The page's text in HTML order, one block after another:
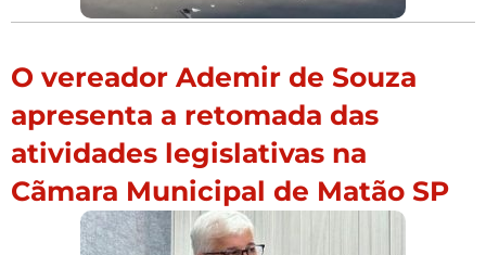
O vereador Ademir de Souza
apresenta a retomada das
atividades legislativas na
Cãmara Municipal de Matão SP